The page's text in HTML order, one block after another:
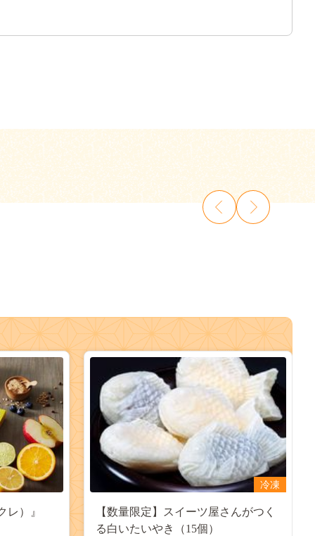
レ）』
冷凍
【数量限定】スイーツ屋さんがつく
る白いたいやき（15個）